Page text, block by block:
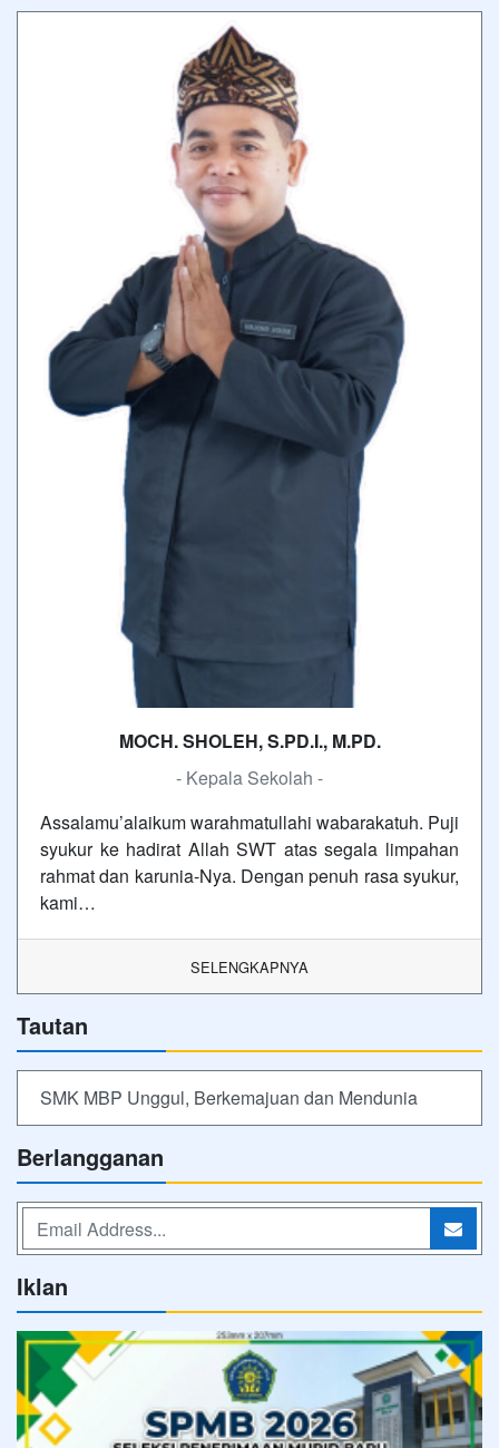
MOCH. SHOLEH, S.PD.I., M.PD.
- Kepala Sekolah -
Assalamu’alaikum warahmatullahi wabarakatuh. Puji
syukur ke hadirat Allah SWT atas segala limpahan
rahmat dan karunia-Nya. Dengan penuh rasa syukur,
kami…
SELENGKAPNYA
Tautan
SMK MBP Unggul, Berkemajuan dan Mendunia
Berlangganan
Iklan